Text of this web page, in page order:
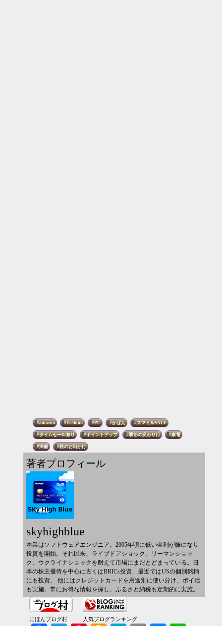
amazon Fashion PC かばん スマイルSALE
タイムセール祭り ポイントアップ 季節の変わり目 家電
洋服 秋のお出かけ
著者プロフィール
skyhighblue
本業はソフトウェアエンジニア。2005年頃に低い金利が嫌になり
投資を開始。それ以来、ライブドアショック、リーマンショッ
ク、ウクライナショックを耐えて市場にまだとどまっている。日
本の株主優待を中心に古くはBRICs投資、最近ではUSの個別銘柄
にも投資。 他にはクレジットカードを用途別に使い分け、ポイ活
も実施。常にお得な情報を探し、ふるさと納税も定期的に実施。
にほんブログ村 人気ブログランキング